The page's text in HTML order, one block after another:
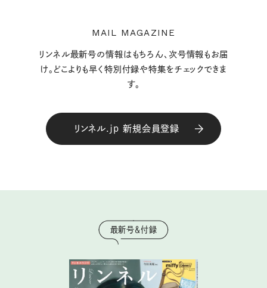
MAIL MAGAZINE
リンネル最新号の情報はもちろん、次号情報もお届
け。どこよりも早く特別付録や特集をチェックできま
す。
リンネル.jp 新規会員登録
最新号＆付録